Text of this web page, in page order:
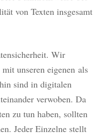
von Texten insgesamt
Wir
unseren eigenen als
sind in digitalen
verwoben. Da
zu tun haben, sollten
Jeder Einzelne stellt